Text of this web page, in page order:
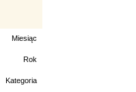
Miesiąc
Rok
Kategoria